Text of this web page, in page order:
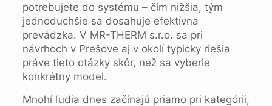
potrebujete do systému – čím nižšia, tým
jednoduchšie sa dosahuje efektívna
prevádzka. V MR-THERM s.r.o. sa pri
návrhoch v Prešove aj v okolí typicky riešia
práve tieto otázky skôr, než sa vyberie
konkrétny model.
Mnohí ľudia dnes začínajú priamo pri kategórii,